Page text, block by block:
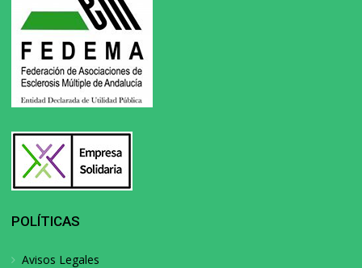
POLÍTICAS
Avisos Legales